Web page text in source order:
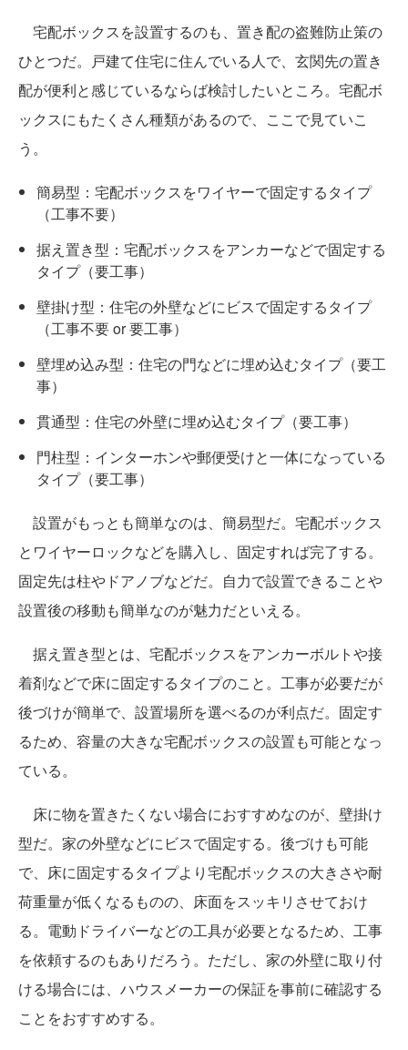
宅配ボックスを設置するのも、置き配の盗難防止策の
ひとつだ。戸建て住宅に住んでいる人で、玄関先の置き
配が便利と感じているならば検討したいところ。宅配ボ
ックスにもたくさん種類があるので、ここで見ていこ
う。
簡易型：宅配ボックスをワイヤーで固定するタイプ
（工事不要）
据え置き型：宅配ボックスをアンカーなどで固定する
タイプ（要工事）
壁掛け型：住宅の外壁などにビスで固定するタイプ
（工事不要 or 要工事）
壁埋め込み型：住宅の門などに埋め込むタイプ（要工
事）
貫通型：住宅の外壁に埋め込むタイプ（要工事）
門柱型：インターホンや郵便受けと一体になっている
タイプ（要工事）
設置がもっとも簡単なのは、簡易型だ。宅配ボックス
とワイヤーロックなどを購入し、固定すれば完了する。
固定先は柱やドアノブなどだ。自力で設置できることや
設置後の移動も簡単なのが魅力だといえる。
据え置き型とは、宅配ボックスをアンカーボルトや接
着剤などで床に固定するタイプのこと。工事が必要だが
後づけが簡単で、設置場所を選べるのが利点だ。固定す
るため、容量の大きな宅配ボックスの設置も可能となっ
ている。
床に物を置きたくない場合におすすめなのが、壁掛け
型だ。家の外壁などにビスで固定する。後づけも可能
で、床に固定するタイプより宅配ボックスの大きさや耐
荷重量が低くなるものの、床面をスッキリさせておけ
る。電動ドライバーなどの工具が必要となるため、工事
を依頼するのもありだろう。ただし、家の外壁に取り付
ける場合には、ハウスメーカーの保証を事前に確認する
ことをおすすめする。